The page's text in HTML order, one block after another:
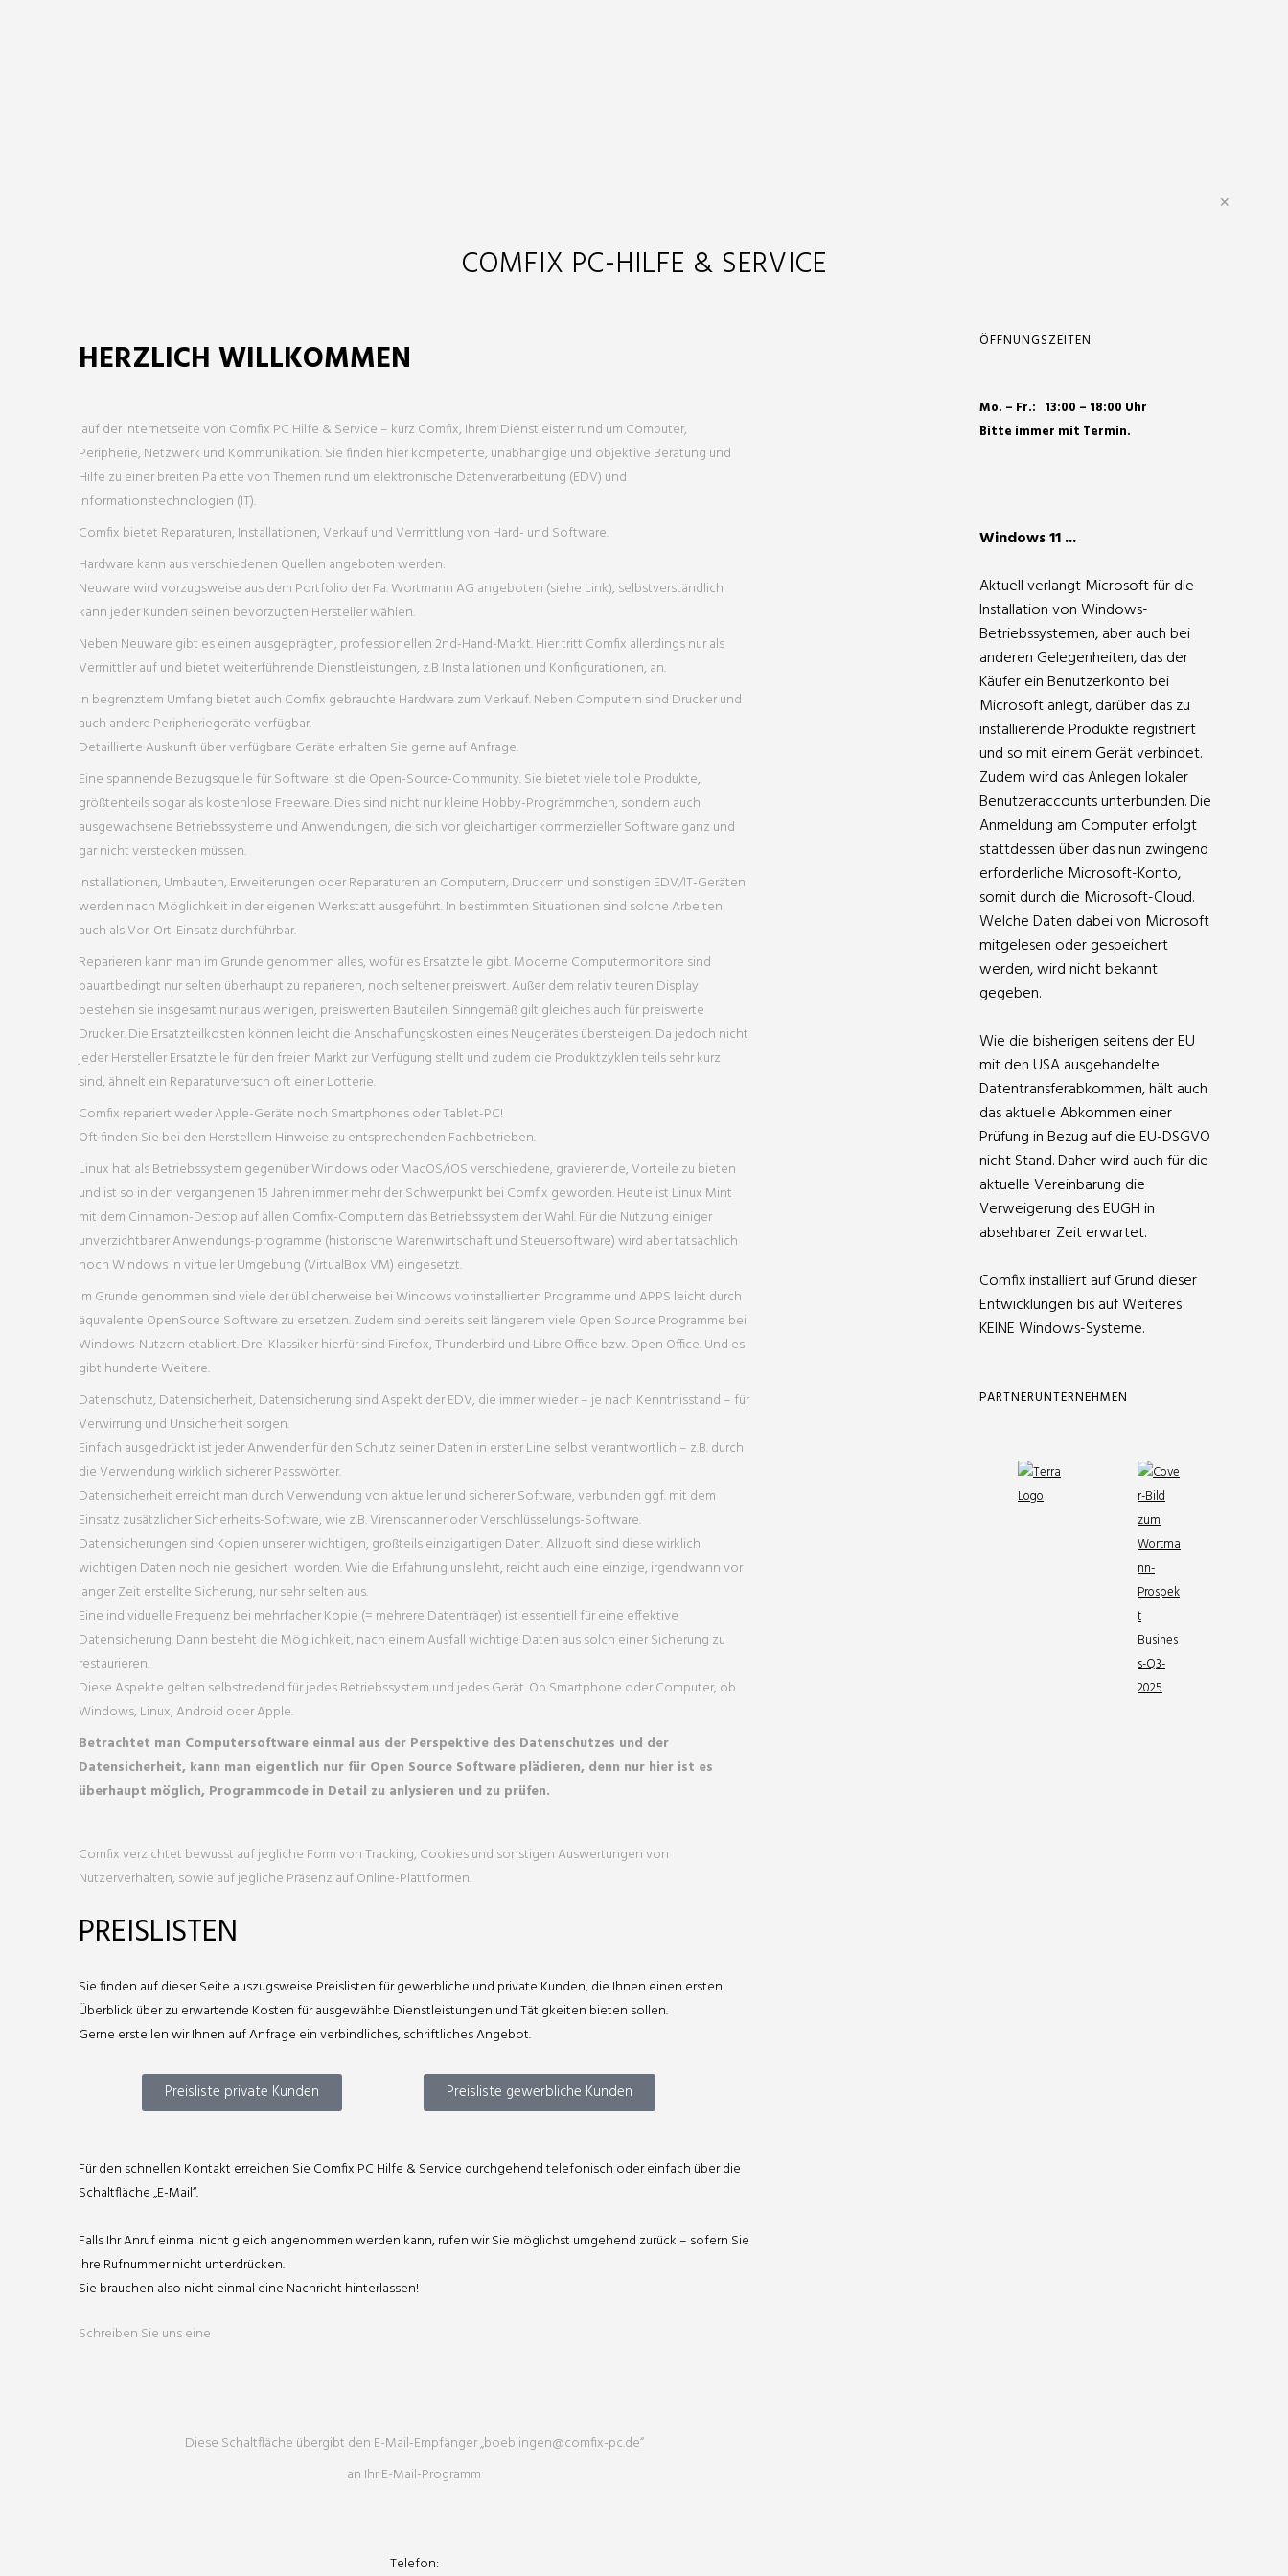
COMFIX PC-HILFE & SERVICE
HERZLICH WILLKOMMEN
auf der Internetseite von Comfix PC Hilfe & Service – kurz Comfix, Ihrem Dienstleister rund um Computer,
Peripherie, Netzwerk und Kommunikation. Sie finden hier kompetente, unabhängige und objektive Beratung und
Hilfe zu einer breiten Palette von Themen rund um elektronische Datenverarbeitung (EDV) und
Informationstechnologien (IT).
Comfix bietet Reparaturen, Installationen, Verkauf und Vermittlung von Hard- und Software.
Hardware kann aus verschiedenen Quellen angeboten werden:
Neuware wird vorzugsweise aus dem Portfolio der Fa. Wortmann AG angeboten (siehe Link), selbstverständlich
kann jeder Kunden seinen bevorzugten Hersteller wählen.
Neben Neuware gibt es einen ausgeprägten, professionellen 2nd-Hand-Markt. Hier tritt Comfix allerdings nur als
Vermittler auf und bietet weiterführende Dienstleistungen, z.B Installationen und Konfigurationen, an.
In begrenztem Umfang bietet auch Comfix gebrauchte Hardware zum Verkauf. Neben Computern sind Drucker und
auch andere Peripheriegeräte verfügbar.
Detaillierte Auskunft über verfügbare Geräte erhalten Sie gerne auf Anfrage.
Eine spannende Bezugsquelle für Software ist die Open-Source-Community. Sie bietet viele tolle Produkte,
größtenteils sogar als kostenlose Freeware. Dies sind nicht nur kleine Hobby-Progrämmchen, sondern auch
ausgewachsene Betriebssysteme und Anwendungen, die sich vor gleichartiger kommerzieller Software ganz und
gar nicht verstecken müssen.
Installationen, Umbauten, Erweiterungen oder Reparaturen an Computern, Druckern und sonstigen EDV/IT-Geräten
werden nach Möglichkeit in der eigenen Werkstatt ausgeführt. In bestimmten Situationen sind solche Arbeiten
auch als Vor-Ort-Einsatz durchführbar.
Reparieren kann man im Grunde genommen alles, wofür es Ersatzteile gibt. Moderne Computermonitore sind
bauartbedingt nur selten überhaupt zu reparieren, noch seltener preiswert. Außer dem relativ teuren Display
bestehen sie insgesamt nur aus wenigen, preiswerten Bauteilen. Sinngemäß gilt gleiches auch für preiswerte
Drucker. Die Ersatzteilkosten können leicht die Anschaffungskosten eines Neugerätes übersteigen. Da jedoch nicht
jeder Hersteller Ersatzteile für den freien Markt zur Verfügung stellt und zudem die Produktzyklen teils sehr kurz
sind, ähnelt ein Reparaturversuch oft einer Lotterie.
Comfix repariert weder Apple-Geräte noch Smartphones oder Tablet-PC!
Oft finden Sie bei den Herstellern Hinweise zu entsprechenden Fachbetrieben.
Linux hat als Betriebssystem gegenüber Windows oder MacOS/iOS verschiedene, gravierende, Vorteile zu bieten
und ist so in den vergangenen 15 Jahren immer mehr der Schwerpunkt bei Comfix geworden. Heute ist Linux Mint
mit dem Cinnamon-Destop auf allen Comfix-Computern das Betriebssystem der Wahl. Für die Nutzung einiger
unverzichtbarer Anwendungs-programme (historische Warenwirtschaft und Steuersoftware) wird aber tatsächlich
noch Windows in virtueller Umgebung (VirtualBox VM) eingesetzt.
Im Grunde genommen sind viele der üblicherweise bei Windows vorinstallierten Programme und APPS leicht durch
äquvalente OpenSource Software zu ersetzen. Zudem sind bereits seit längerem viele Open Source Programme bei
Windows-Nutzern etabliert. Drei Klassiker hierfür sind Firefox, Thunderbird und Libre Office bzw. Open Office. Und es
gibt hunderte Weitere.
Datenschutz, Datensicherheit, Datensicherung sind Aspekt der EDV, die immer wieder – je nach Kenntnisstand – für
Verwirrung und Unsicherheit sorgen.
Einfach ausgedrückt ist jeder Anwender für den Schutz seiner Daten in erster Line selbst verantwortlich – z.B. durch
die Verwendung wirklich sicherer Passwörter.
Datensicherheit erreicht man durch Verwendung von aktueller und sicherer Software, verbunden ggf. mit dem
Einsatz zusätzlicher Sicherheits-Software, wie z.B. Virenscanner oder Verschlüsselungs-Software.
Datensicherungen sind Kopien unserer wichtigen, großteils einzigartigen Daten. Allzuoft sind diese wirklich
wichtigen Daten noch nie gesichert worden. Wie die Erfahrung uns lehrt, reicht auch eine einzige, irgendwann vor
langer Zeit erstellte Sicherung, nur sehr selten aus.
Eine individuelle Frequenz bei mehrfacher Kopie (= mehrere Datenträger) ist essentiell für eine effektive
Datensicherung. Dann besteht die Möglichkeit, nach einem Ausfall wichtige Daten aus solch einer Sicherung zu
restaurieren.
Diese Aspekte gelten selbstredend für jedes Betriebssystem und jedes Gerät. Ob Smartphone oder Computer, ob
Windows, Linux, Android oder Apple.
Betrachtet man Computersoftware einmal aus der Perspektive des Datenschutzes und der
Datensicherheit, kann man eigentlich nur für Open Source Software plädieren, denn nur hier ist es
überhaupt möglich, Programmcode in Detail zu anlysieren und zu prüfen.
Comfix verzichtet bewusst auf jegliche Form von Tracking, Cookies und sonstigen Auswertungen von
Nutzerverhalten, sowie auf jegliche Präsenz auf Online-Plattformen.
PREISLISTEN
Sie finden auf dieser Seite auszugsweise Preislisten für gewerbliche und private Kunden, die Ihnen einen ersten
Überblick über zu erwartende Kosten für ausgewählte Dienstleistungen und Tätigkeiten bieten sollen.
Gerne erstellen wir Ihnen auf Anfrage ein verbindliches, schriftliches Angebot.
Preisliste private Kunden Preisliste gewerbliche Kunden
Für den schnellen Kontakt erreichen Sie Comfix PC Hilfe & Service durchgehend telefonisch oder einfach über die
Schaltfläche „E-Mail“.
Falls Ihr Anruf einmal nicht gleich angenommen werden kann, rufen wir Sie möglichst umgehend zurück – sofern Sie
Ihre Rufnummer nicht unterdrücken.
Sie brauchen also nicht einmal eine Nachricht hinterlassen!
Schreiben Sie uns eine
Diese Schaltfläche übergibt den E-Mail-Empfänger „boeblingen@comfix-pc.de“
an Ihr E-Mail-Programm
Telefon:
ÖFFNUNGSZEITEN
Mo. – Fr.: 13:00 – 18:00 Uhr
Bitte immer mit Termin.
Windows 11 ...
Aktuell verlangt Microsoft für die
Installation von Windows-
Betriebssystemen, aber auch bei
anderen Gelegenheiten, das der
Käufer ein Benutzerkonto bei
Microsoft anlegt, darüber das zu
installierende Produkte registriert
und so mit einem Gerät verbindet.
Zudem wird das Anlegen lokaler
Benutzeraccounts unterbunden. Die
Anmeldung am Computer erfolgt
stattdessen über das nun zwingend
erforderliche Microsoft-Konto,
somit durch die Microsoft-Cloud.
Welche Daten dabei von Microsoft
mitgelesen oder gespeichert
werden, wird nicht bekannt
gegeben.
Wie die bisherigen seitens der EU
mit den USA ausgehandelte
Datentransferabkommen, hält auch
das aktuelle Abkommen einer
Prüfung in Bezug auf die EU-DSGVO
nicht Stand. Daher wird auch für die
aktuelle Vereinbarung die
Verweigerung des EUGH in
absehbarer Zeit erwartet.
Comfix installiert auf Grund dieser
Entwicklungen bis auf Weiteres
KEINE Windows-Systeme.
PARTNERUNTERNEHMEN
✕